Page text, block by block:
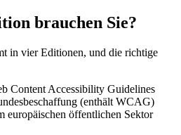
brauchen Sie?
in vier Editionen, und die richtige
Content Accessibility Guidelines
(enthält WCAG)
öffentlichen Sektor